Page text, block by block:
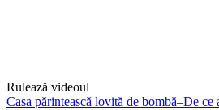
Rulează videoul
Casa părintească lovită de bombă–De